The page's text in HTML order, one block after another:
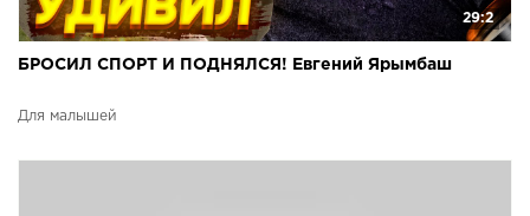
29:2
БРОСИЛ СПОРТ И ПОДНЯЛСЯ! Евгений Ярымбаш
Для малышей